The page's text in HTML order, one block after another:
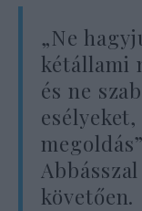
„Ne
kétállami
és ne
követően.